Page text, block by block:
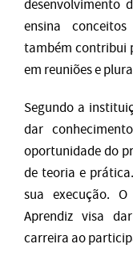
desenvolvimento
ensina
também contribui
em reuniões e
Segundo a
dar
oportunidade do
de teoria e
sua execução.
Aprendiz visa
carreira ao